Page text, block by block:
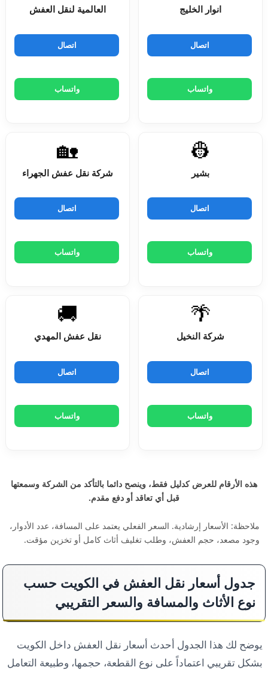
انوار الخليج
اتصال
واتساب
العالمية لنقل العفش
اتصال
واتساب
👷
بشير
اتصال
واتساب
🏡
شركة نقل عفش الجهراء
اتصال
واتساب
🌴
شركة النخيل
اتصال
واتساب
🚚
نقل عفش المهدي
اتصال
واتساب
هذه الأرقام للعرض كدليل فقط، وينصح دائما بالتأكد من الشركة وسمعتها
قبل أي تعاقد أو دفع مقدم.
ملاحظة: الأسعار إرشادية. السعر الفعلي يعتمد على المسافة، عدد الأدوار،
وجود مصعد، حجم العفش، وطلب تغليف أثاث كامل أو تخزين مؤقت.
جدول أسعار نقل العفش في الكويت حسب
نوع الأثاث والمسافة والسعر التقريبي
يوضح لك هذا الجدول أحدث أسعار نقل العفش داخل الكويت
بشكل تقريبي اعتماداً على نوع القطعة، حجمها، وطبيعة التعامل